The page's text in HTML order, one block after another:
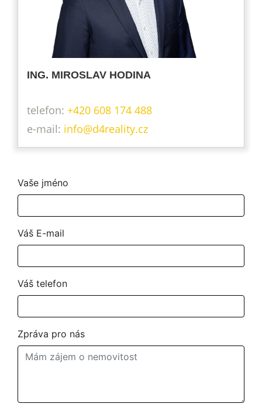
ING. MIROSLAV HODINA
telefon: +420 608 174 488
info@d4reality.cz
Vaše jméno
Váš E-mail
Váš telefon
Zpráva pro nás